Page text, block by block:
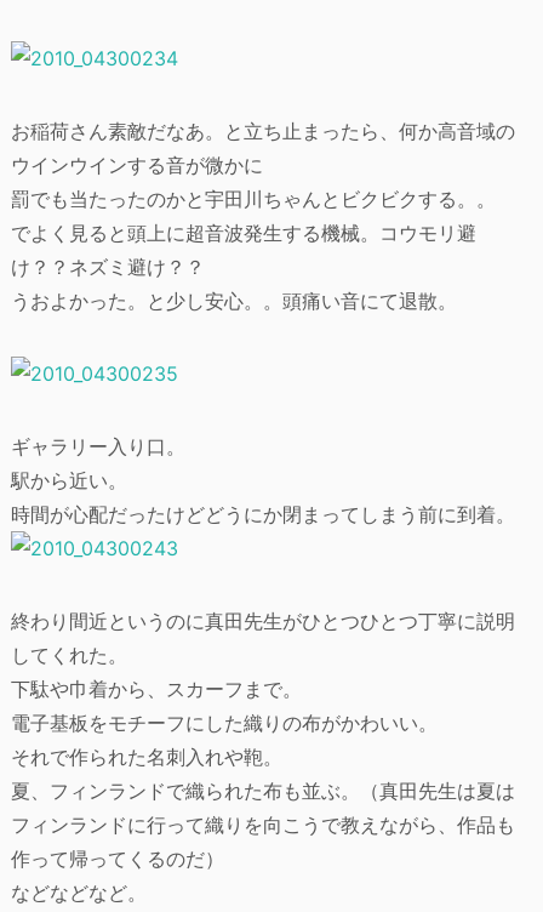
お稲荷さん素敵だなあ。と立ち止まったら、何か高音域の
ウインウインする音が微かに
罰でも当たったのかと宇田川ちゃんとビクビクする。。
でよく見ると頭上に超音波発生する機械。コウモリ避
け？？ネズミ避け？？
うおよかった。と少し安心。。頭痛い音にて退散。
ギャラリー入り口。
駅から近い。
時間が心配だったけどどうにか閉まってしまう前に到着。
終わり間近というのに真田先生がひとつひとつ丁寧に説明
してくれた。
下駄や巾着から、スカーフまで。
電子基板をモチーフにした織りの布がかわいい。
それで作られた名刺入れや鞄。
夏、フィンランドで織られた布も並ぶ。（真田先生は夏は
フィンランドに行って織りを向こうで教えながら、作品も
作って帰ってくるのだ）
などなどなど。